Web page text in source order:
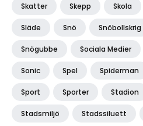
Skatter Skepp Skola
Släde Snö Snöbollskrig
Snögubbe Sociala Medier
Sonic Spel Spiderman
Sport Sporter Stadion
Stadsmiljö Stadssiluett